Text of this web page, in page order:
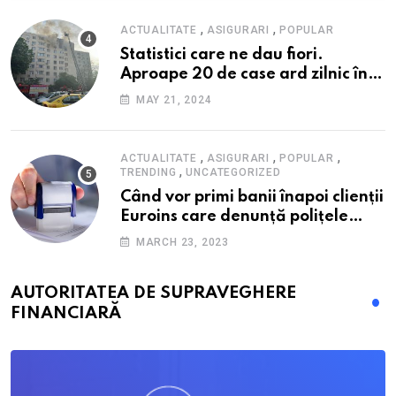
ACTUALITATE , ASIGURARI ,POPULAR
Statistici care ne dau fiori.
Aproape 20 de case ard zilnic în
România, iar pagubele au
nici 40 de lei pe lună
MAY 21, 2024
ACTUALITATE , ASIGURARI ,POPULAR ,
TRENDING ,UNCATEGORIZED
Când vor primi banii înapoi clienții
Euroins care denunță polițele
RCA? Toți pașii și toate termenele
MARCH 23, 2023
AUTORITATEA DE SUPRAVEGHERE
FINANCIARĂ